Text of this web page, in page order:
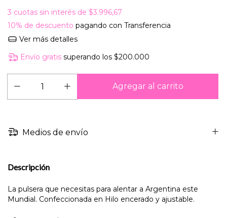
3 cuotas sin interés de $3.996,67
10% de descuento pagando con Transferencia
Ver más detalles
Envío gratis superando los$200.000
Medios de envío
Descripción
La pulsera que necesitas para alentar a Argentina este
Mundial. Confeccionada en Hilo encerado y ajustable.